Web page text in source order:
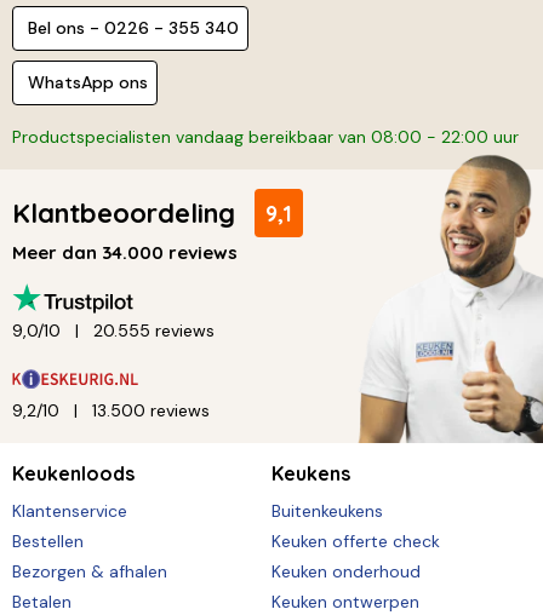
Bel ons - 0226 - 355 340
WhatsApp ons
Productspecialisten vandaag bereikbaar van 08:00 - 22:00 uur
Klantbeoordeling 9,1
Meer dan 34.000 reviews
9,0/10 20.555 reviews
9,2/10 13.500 reviews
Keukenloods
Klantenservice
Bestellen
Bezorgen & afhalen
Betalen
Keukens
Buitenkeukens
Keuken offerte check
Keuken onderhoud
Keuken ontwerpen